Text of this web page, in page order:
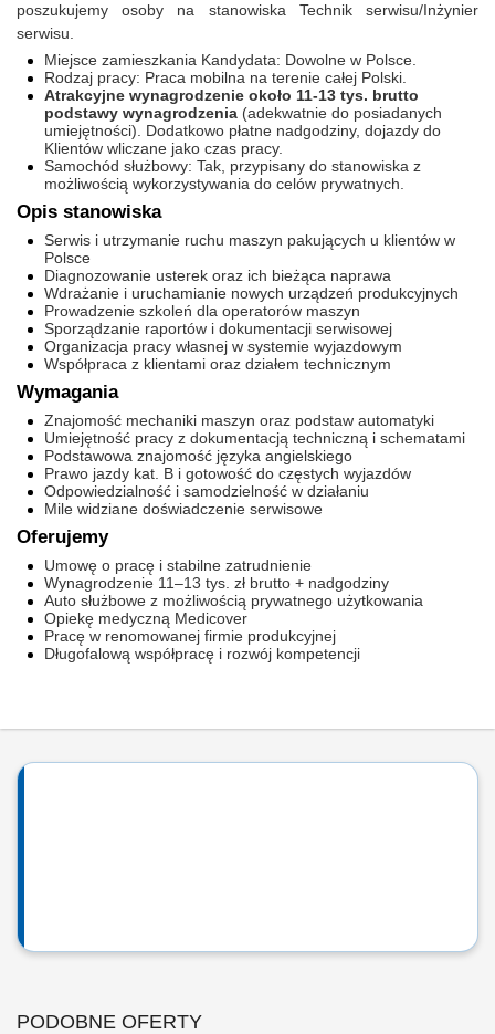
poszukujemy osoby na stanowiska Technik serwisu/Inżynier
serwisu.
Miejsce zamieszkania Kandydata: Dowolne w Polsce.
Rodzaj pracy: Praca mobilna na terenie całej Polski.
Atrakcyjne wynagrodzenie około 11-13 tys. brutto
podstawy wynagrodzenia (adekwatnie do posiadanych
umiejętności). Dodatkowo płatne nadgodziny, dojazdy do
Klientów wliczane jako czas pracy.
Samochód służbowy: Tak, przypisany do stanowiska z
możliwością wykorzystywania do celów prywatnych.
Opis stanowiska
Serwis i utrzymanie ruchu maszyn pakujących u klientów w
Polsce
Diagnozowanie usterek oraz ich bieżąca naprawa
Wdrażanie i uruchamianie nowych urządzeń produkcyjnych
Prowadzenie szkoleń dla operatorów maszyn
Sporządzanie raportów i dokumentacji serwisowej
Organizacja pracy własnej w systemie wyjazdowym
Współpraca z klientami oraz działem technicznym
Wymagania
Znajomość mechaniki maszyn oraz podstaw automatyki
Umiejętność pracy z dokumentacją techniczną i schematami
Podstawowa znajomość języka angielskiego
Prawo jazdy kat. B i gotowość do częstych wyjazdów
Odpowiedzialność i samodzielność w działaniu
Mile widziane doświadczenie serwisowe
Oferujemy
Umowę o pracę i stabilne zatrudnienie
Wynagrodzenie 11–13 tys. zł brutto + nadgodziny
Auto służbowe z możliwością prywatnego użytkowania
Opiekę medyczną Medicover
Pracę w renomowanej firmie produkcyjnej
Długofalową współpracę i rozwój kompetencji
PODOBNE OFERTY